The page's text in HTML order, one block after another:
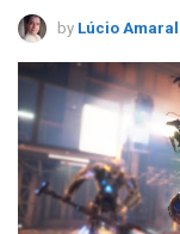
by Lúcio Amaral